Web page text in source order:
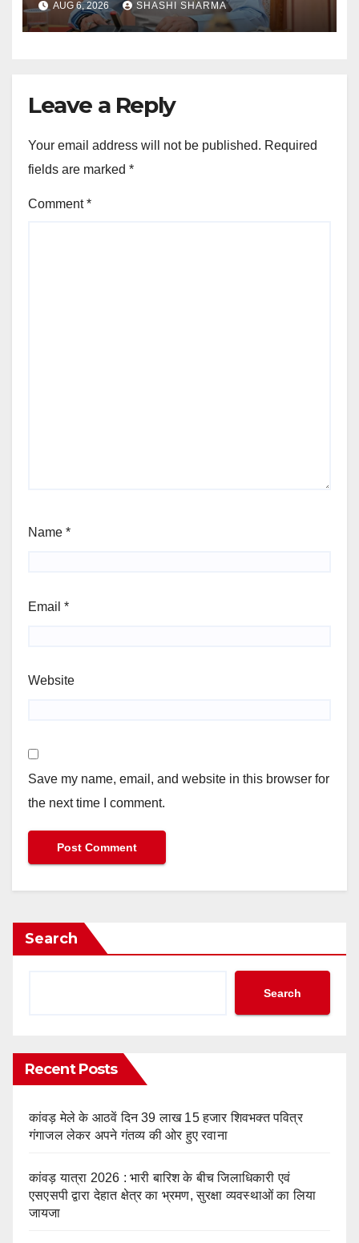
AUG 6, 2026 SHASHI SHARMA
Leave a Reply
Your email address will not be published. Required
fields are marked *
Comment*
Name *
Email *
Website
Save my name, email, and website in this browser for
the next time I comment.
Search
Search
Recent Posts
कांवड़ मेले के आठवें दिन 39 लाख 15 हजार शिवभक्त पवित्र
गंगाजल लेकर अपने गंतव्य की ओर हुए रवाना
कांवड़ यात्रा 2026 : भारी बारिश के बीच जिलाधिकारी एवं
एसएसपी द्वारा देहात क्षेत्र का भ्रमण, सुरक्षा व्यवस्थाओं का लिया
जायजा